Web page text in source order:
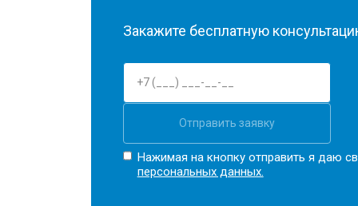
Закажите бесплатную
Отправить заявку
Нажимая на кнопку отправить я даю
персональных данных.